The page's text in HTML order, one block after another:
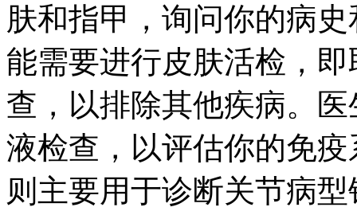
肤和指甲，询问你的病
能需要进行皮肤活检，
查，以排除其他疾病。
液检查，以评估你的免
则主要用于诊断关节病